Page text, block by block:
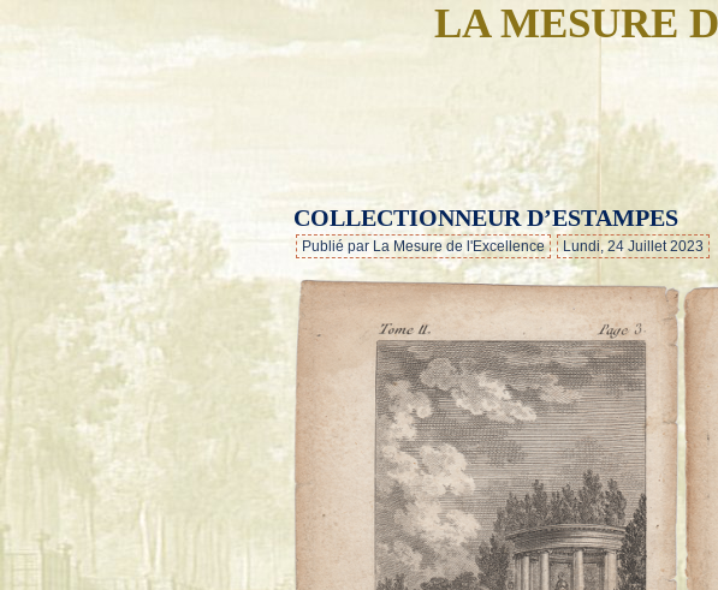
LA MESURE
COLLECTIONNEUR D’ESTAMPES
Publié par La Mesure de l'Excellence Lundi, 24 Juillet 2023